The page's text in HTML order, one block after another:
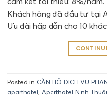
Khách hàng đã đầu tư tại
Ưu đãi hấp dẫn cho 10
Posted in CĂN HỘ DỊCH VỤ
aparthotel Aparthotel Ninh